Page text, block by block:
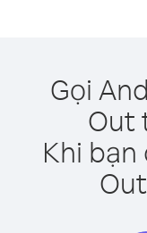
Gọi
Out
Khi